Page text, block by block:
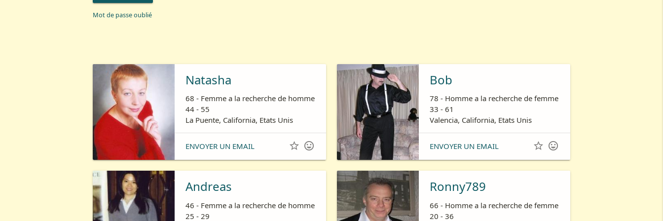
Mot de passe oublié
Natasha
68 - Femme a la recherche de homme
44 - 55
La Puente, California, Etats Unis
ENVOYER UN EMAIL  
Bob
78 - Homme a la recherche de femme
33 - 61
Valencia, California, Etats Unis
ENVOYER UN EMAIL  
Andreas
46 - Femme a la recherche de homme
25 - 29
Ronny789
66 - Homme a la recherche de femme
20 - 36